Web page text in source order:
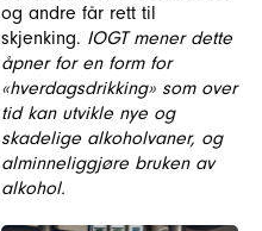
og andre får rett til
skjenking. IOGT mener dette
åpner for en form for
«hverdagsdrikking» som over
tid kan utvikle nye og
skadelige alkoholvaner, og
alminneliggjøre bruken av
alkohol.